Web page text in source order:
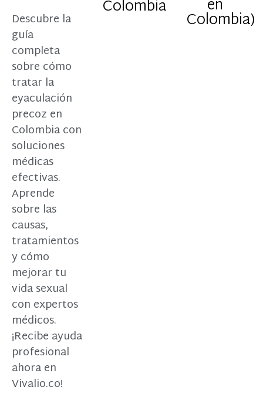
Descubre la
guía
completa
sobre cómo
tratar la
eyaculación
precoz en
Colombia con
soluciones
médicas
efectivas.
Aprende
sobre las
causas,
tratamientos
y cómo
mejorar tu
vida sexual
con expertos
médicos.
¡Recibe ayuda
profesional
ahora en
Vivalio.co!
Colombia en
Colombia)